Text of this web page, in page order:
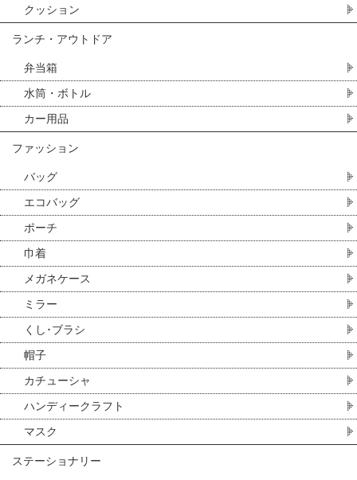
クッション
ランチ・アウトドア
弁当箱
水筒・ボトル
カー用品
ファッション
バッグ
エコバッグ
ポーチ
巾着
メガネケース
ミラー
くし･ブラシ
帽子
カチューシャ
ハンディークラフト
マスク
ステーショナリー